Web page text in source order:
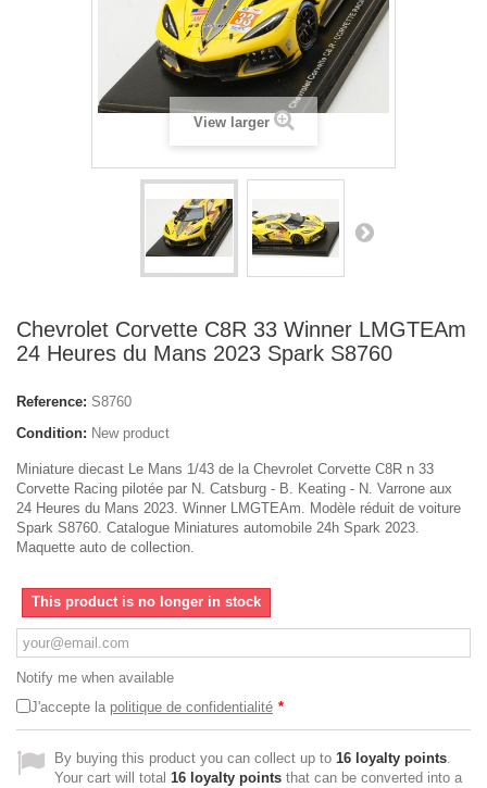
View larger
Chevrolet Corvette C8R 33 Winner LMGTEAm
24 Heures du Mans 2023 Spark S8760
Reference: S8760
Condition: New product
Miniature diecast Le Mans 1/43 de la Chevrolet Corvette C8R n 33
Corvette Racing pilotée par N. Catsburg - B. Keating - N. Varrone aux
24 Heures du Mans 2023. Winner LMGTEAm. Modèle réduit de voiture
Spark S8760. Catalogue Miniatures automobile 24h Spark 2023.
Maquette auto de collection.
This product is no longer in stock
Notify me when available
J'accepte la politique de confidentialité *
By buying this product you can collect up to 16 loyalty points.
Your cart will total 16 loyalty points that can be converted into a